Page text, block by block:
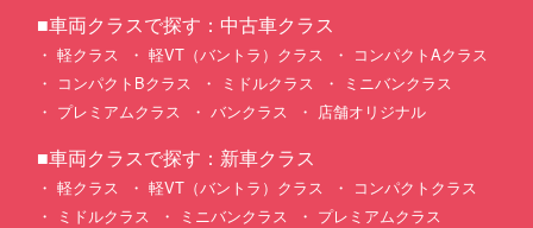
■車両クラスで探す：中古車クラス
軽クラス 軽VT（バントラ）クラス
コンパクトAクラス
コンパクトBクラス
ミドルクラス
ミニバンクラス
プレミアムクラス
バンクラス 店舗オリジナル
■車両クラスで探す：新車クラス
軽クラス 軽VT（バントラ）クラス
コンパクトクラス
ミドルクラス
ミニバンクラス プレミアムクラス